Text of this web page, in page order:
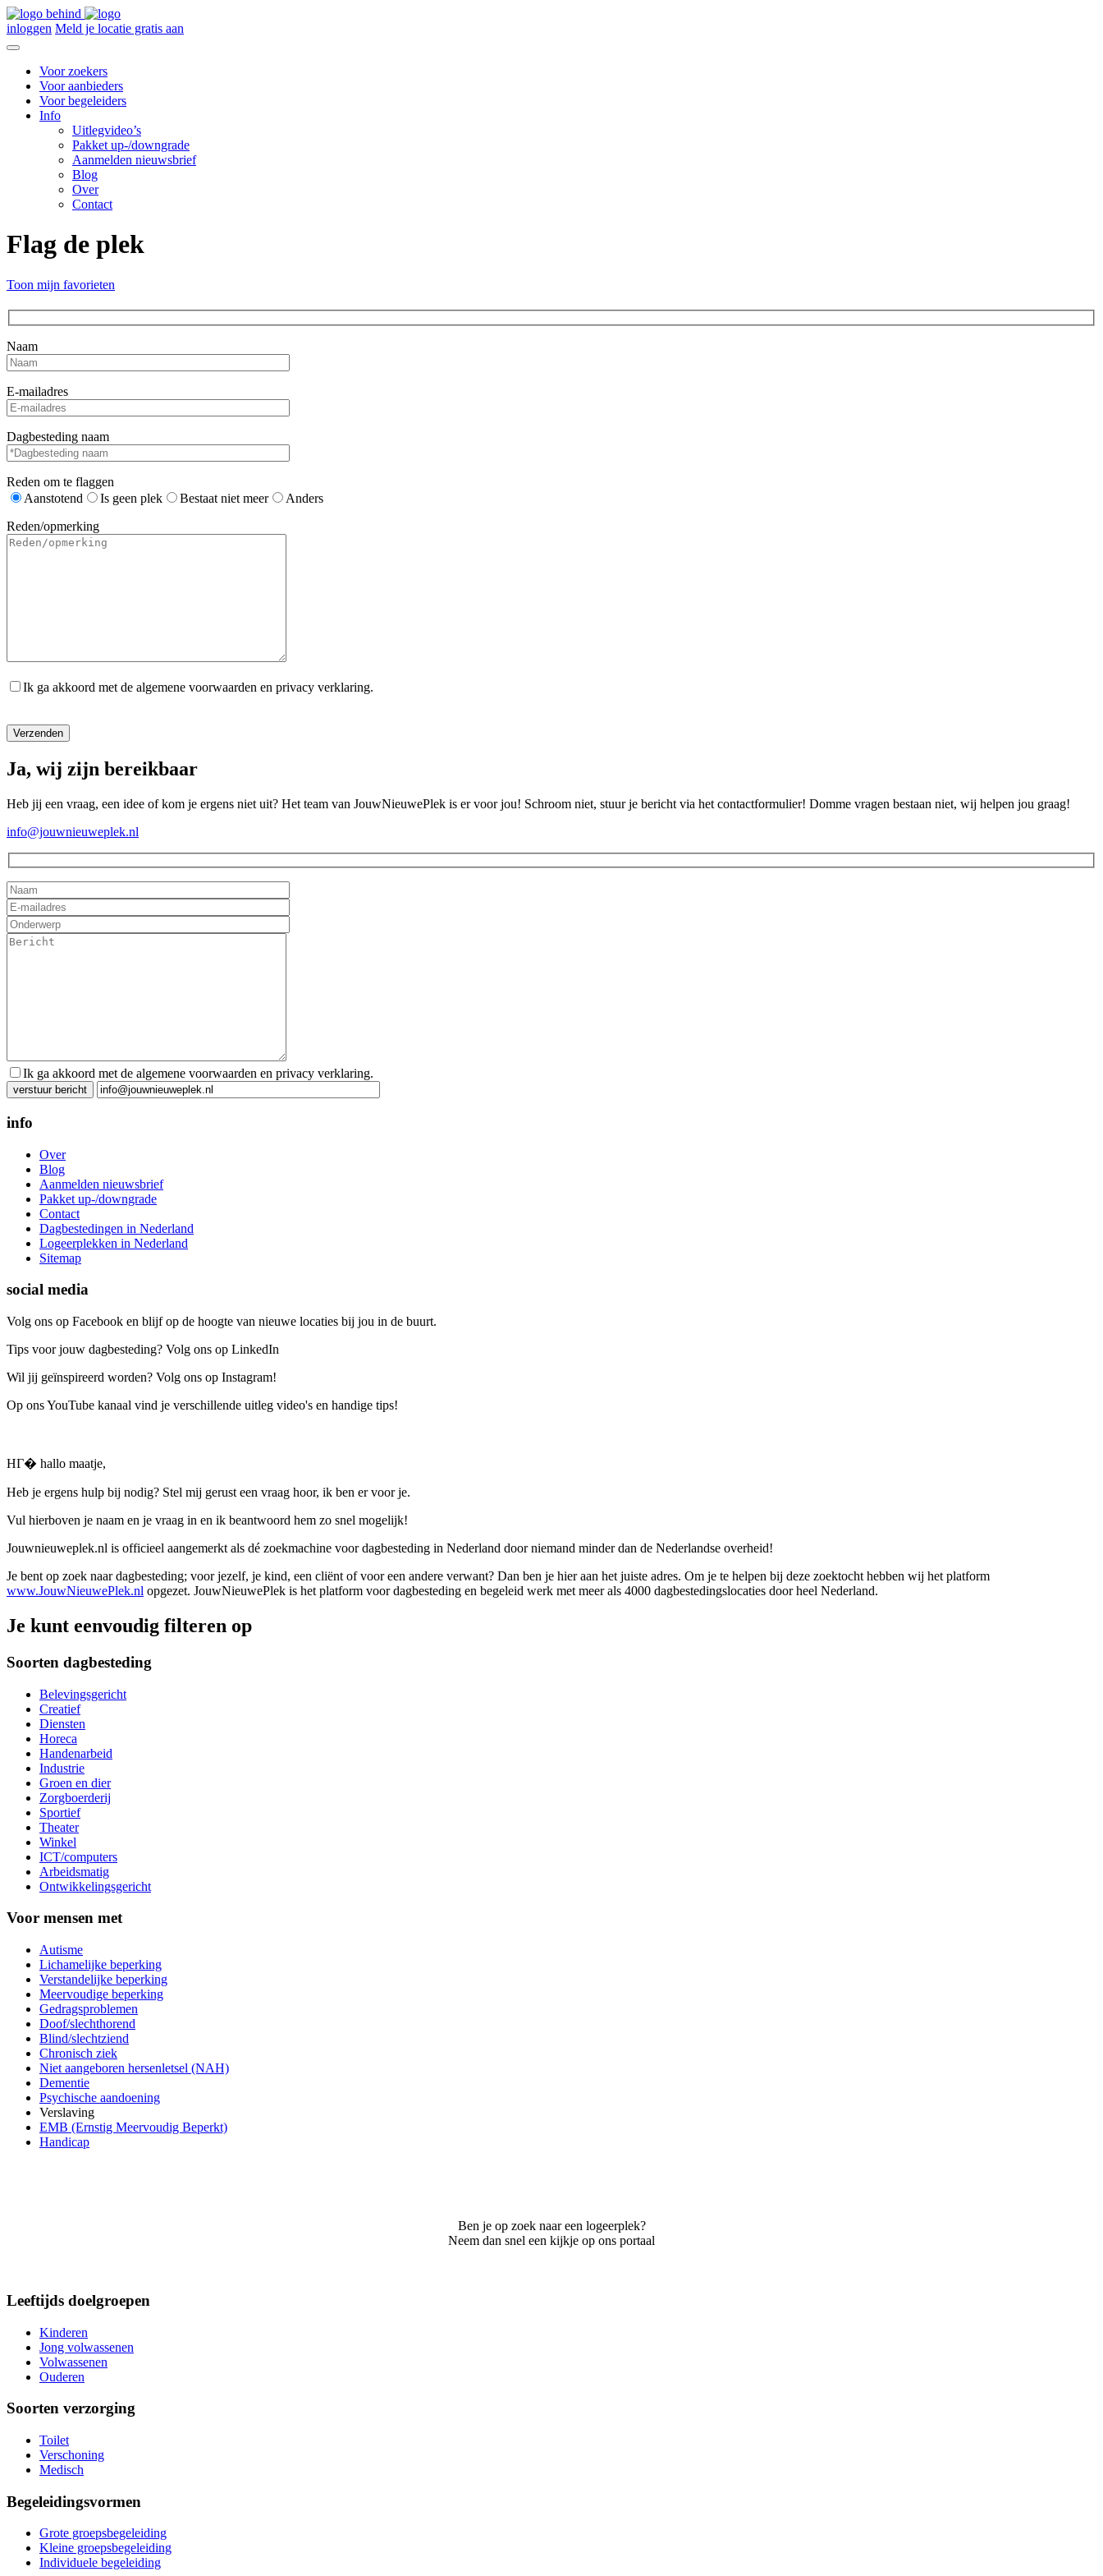
inloggen Meld je locatie gratis aan
Voor zoekers
Voor aanbieders
Voor begeleiders
Info
Uitlegvideo’s
Pakket up-/downgrade
Aanmelden nieuwsbrief
Blog
Over
Contact
Flag de plek
Toon mijn favorieten
Naam
E-mailadres
Dagbesteding naam
Reden om te flaggen
Aanstotend
Is geen plek Bestaat niet meer
Anders
Reden/opmerking
Ik ga akkoord met de algemene voorwaarden en privacy verklaring.
Ja, wij zijn bereikbaar
Heb jij een vraag, een idee of kom je ergens niet uit? Het team van JouwNieuwePlek is er voor jou! Schroom niet, stuur je bericht via het contactformulier! Domme vragen bestaan niet, wij helpen jou graag!
info@jouwnieuweplek.nl
Ik ga akkoord met de algemene voorwaarden en privacy verklaring.
Gelieve dit veld leeg te laten.
info
Over
Blog
Aanmelden nieuwsbrief
Pakket up-/downgrade
Contact
Dagbestedingen in Nederland
Logeerplekken in Nederland
Sitemap
social media
Volg ons op Facebook en blijf op de hoogte van nieuwe locaties bij jou in de buurt.
Tips voor jouw dagbesteding? Volg ons op LinkedIn
Wil jij geïnspireerd worden? Volg ons op Instagram!
Op ons YouTube kanaal vind je verschillende uitleg video's en handige tips!
HГ� hallo maatje,
Heb je ergens hulp bij nodig? Stel mij gerust een vraag hoor, ik ben er voor je.
Vul hierboven je naam en je vraag in en ik beantwoord hem zo snel mogelijk!
Jouwnieuweplek.nl is officieel aangemerkt als dé zoekmachine voor dagbesteding in Nederland door niemand minder dan de Nederlandse overheid!
Je bent op zoek naar dagbesteding; voor jezelf, je kind, een cliënt of voor een andere verwant? Dan ben je hier aan het juiste adres. Om je te helpen bij deze zoektocht hebben wij het platform
www.JouwNieuwePlek.nl opgezet. JouwNieuwePlek is het platform voor dagbesteding en begeleid werk met meer als 4000 dagbestedingslocaties door heel Nederland.
Je kunt eenvoudig filteren op
Soorten dagbesteding
Belevingsgericht
Creatief
Diensten
Horeca
Handenarbeid
Industrie
Groen en dier
Zorgboerderij
Sportief
Theater
Winkel
ICT/computers
Arbeidsmatig
Ontwikkelingsgericht
Voor mensen met
Autisme
Lichamelijke beperking
Verstandelijke beperking
Meervoudige beperking
Gedragsproblemen
Doof/slechthorend
Blind/slechtziend
Chronisch ziek
Niet aangeboren hersenletsel (NAH)
Dementie
Psychische aandoening
Verslaving
EMB (Ernstig Meervoudig Beperkt)
Handicap
Ben je op zoek naar een logeerplek?
Neem dan snel een kijkje op ons portaal
Leeftijds doelgroepen
Kinderen
Jong volwassenen
Volwassenen
Ouderen
Soorten verzorging
Toilet
Verschoning
Medisch
Begeleidingsvormen
Grote groepsbegeleiding
Kleine groepsbegeleiding
Individuele begeleiding